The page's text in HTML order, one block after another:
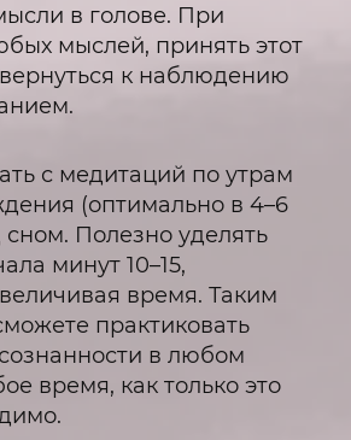
в голове. При
мыслей, принять этот
к наблюдению
с медитаций по утрам
(оптимально в 4–6
Полезно уделять
минут 10–15,
время. Таким
практиковать
в любом
время, как только это